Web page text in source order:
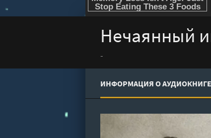
Нечаянный
-
ИНФОРМАЦИЯ О АУДИОКНИГЕ